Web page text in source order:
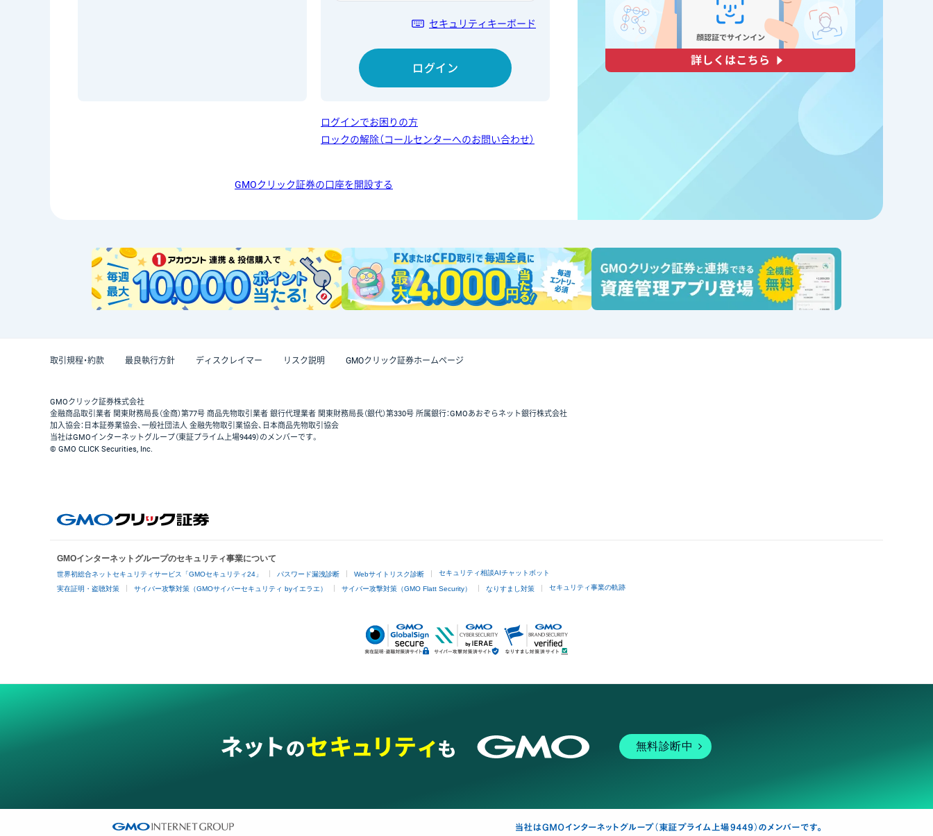
セキュリティキーボード
ログイン
ログインでお困りの方
ロックの解除（コールセンターへのお問い合わせ）
GMOクリック証券の口座を開設する
取引規程・約款 最良執行方針 ディスクレイマー リスク説明 GMOクリック証券ホームページ
GMOクリック証券株式会社
金融商品取引業者 関東財務局長（金商）第77号 商品先物取引業者 銀行代理業者 関東財務局長（銀代）第330号 所属銀行：GMOあおぞらネット銀行株式会社
加入協会：日本証券業協会、一般社団法人 金融先物取引業協会、日本商品先物取引協会
当社はGMOインターネットグループ（東証プライム上場9449）のメンバーです。
© GMO CLICK Securities, Inc.
GMOインターネットグループのセキュリティ事業について
世界初総合ネットセキュリティサービス「GMOセキュリティ24」 パスワード漏洩診断 Webサイトリスク診断 セキュリティ相談AIチャットボット
実在証明・盗聴対策 サイバー攻撃対策（GMOサイバーセキュリティ byイエラエ） サイバー攻撃対策（GMO Flatt Security） なりすまし対策 セキュリティ事業の軌跡
無料診断中